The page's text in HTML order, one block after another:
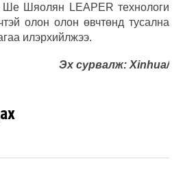
Ше Шяолян LEAPER технологи
олон олон өвчтөнд тусална
илэрхийлжээ.
Эх сурвалж: Xinhua/